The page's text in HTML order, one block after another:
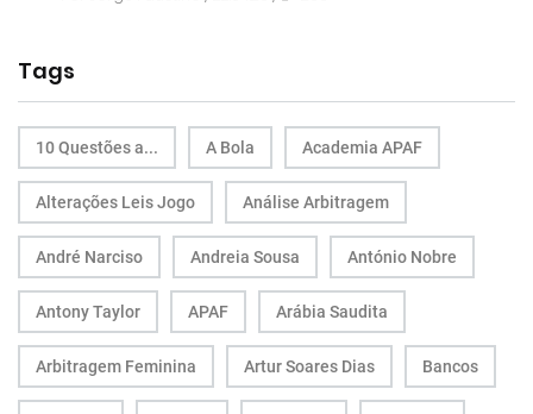
Tags
10 Questões a... A Bola Academia APAF
Alterações Leis Jogo Análise Arbitragem
André Narciso Andreia Sousa António Nobre
Antony Taylor APAF Arábia Saudita
Arbitragem Feminina Artur Soares Dias Bancos